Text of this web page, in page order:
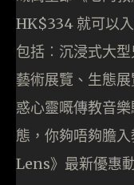
HK$334 就可以
包括︰沉浸式大
藝術展覽、生態
惑心靈嘅傳教音
態，你夠唔夠膽
Lens》最新優惠